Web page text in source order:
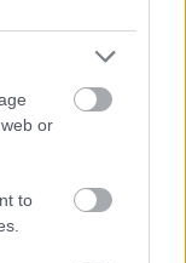
or
to
a
milliárd,
jó,